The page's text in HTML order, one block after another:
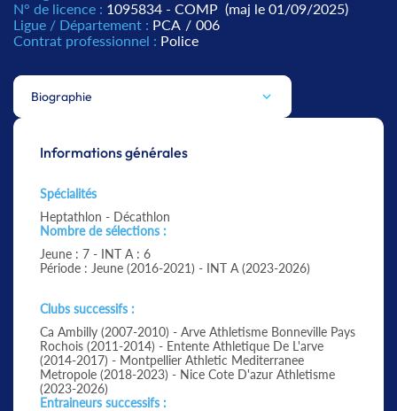
N° de licence : 1095834 - COMP (maj le 01/09/2025)
Ligue / Département : PCA / 006
Contrat professionnel : Police
Biographie
Informations générales
Spécialités
Heptathlon - Décathlon
Nombre de sélections :
Jeune : 7 - INT A : 6
Période : Jeune (2016-2021) - INT A (2023-2026)
Clubs successifs :
Ca Ambilly (2007-2010) - Arve Athletisme Bonneville Pays
Rochois (2011-2014) - Entente Athletique De L'arve
(2014-2017) - Montpellier Athletic Mediterranee
Metropole (2018-2023) - Nice Cote D'azur Athletisme
(2023-2026)
Entraineurs successifs :